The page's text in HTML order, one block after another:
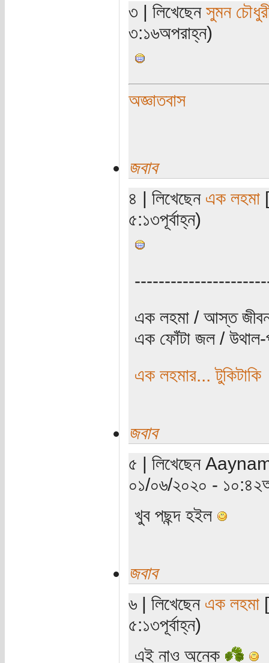
৩ | লিখেছেন সুমন
৩:১৬অপরাহ্ন)
অজ্ঞাতবাস
জবাব
৪ | লিখেছেন এক লহমা
৫:১৩পূর্বাহ্ন)
এক লহমা / আস্ত
এক ফোঁটা জল /
এক লহমার... টুকিটাকি
জবাব
৫ | লিখেছেন
০১/০৬/২০২০ -
খুব পছন্দ হইল
জবাব
৬ | লিখেছেন এক লহমা
৫:১৩পূর্বাহ্ন)
এই নাও অনেক